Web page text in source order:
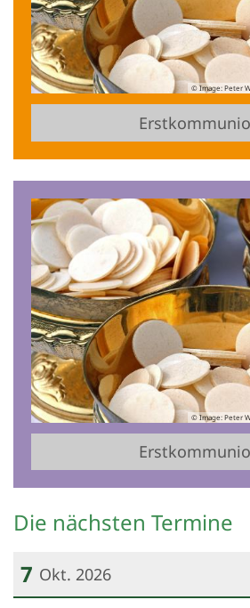
© Image: Peter
© Image: Peter
Die nächsten Termine
7 Okt. 2026